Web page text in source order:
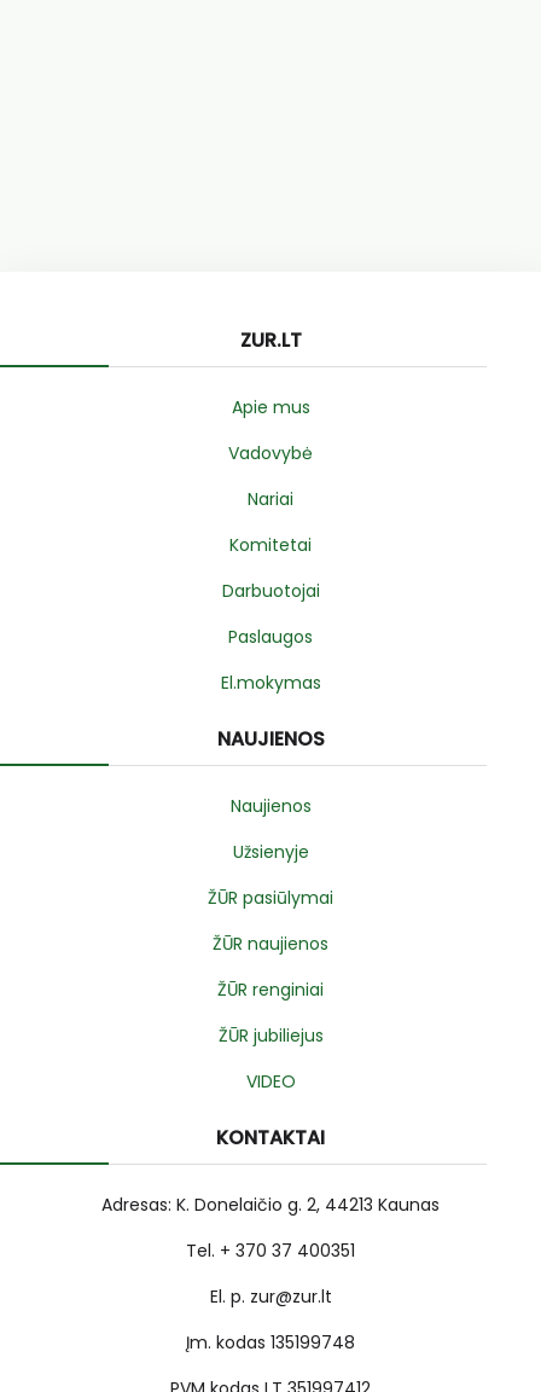
ZUR.LT
Apie mus
Vadovybė
Nariai
Komitetai
Darbuotojai
Paslaugos
El.mokymas
NAUJIENOS
Naujienos
Užsienyje
ŽŪR pasiūlymai
ŽŪR naujienos
ŽŪR renginiai
ŽŪR jubiliejus
VIDEO
KONTAKTAI
Adresas: K. Donelaičio g. 2, 44213 Kaunas
Tel. + 370 37 400351
El. p. zur@zur.lt
Įm. kodas 135199748